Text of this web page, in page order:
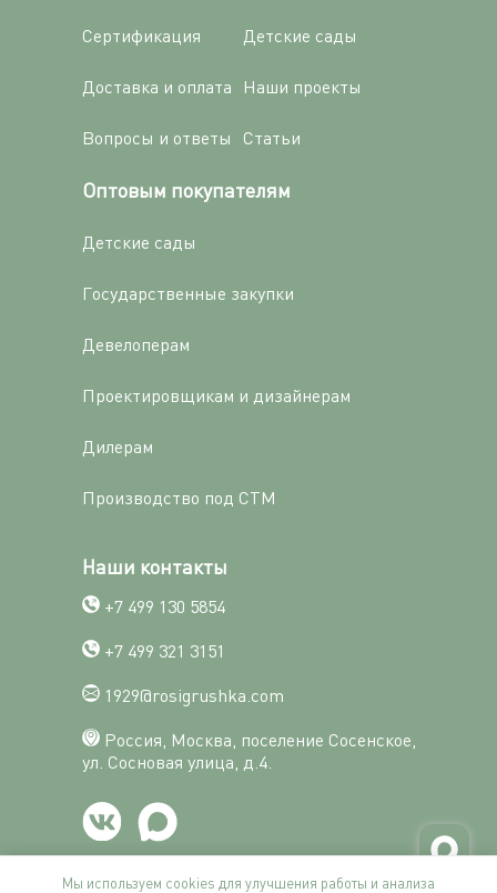
Сертификация
Доставка и оплата
Вопросы и ответы
Детские сады
Наши проекты
Статьи
Оптовым покупателям
Детские сады
Государственные закупки
Девелоперам
Проектировщикам и дизайнерам
Дилерам
Производство под СТМ
Наши контакты
+7 499 130 5854
+7 499 321 3151
1929@rosigrushka.com
Россия, Москва, поселение Сосенское,
ул. Сосновая улица, д.4.
Мы используем cookies для улучшения работы и анализа